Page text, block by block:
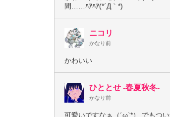
間……ﾊｱﾊｱ(*´Д｀*)
ニコリ
かなり前
かわいい
ひととせ -春夏秋冬-
かなり前
可愛いですなぁ（´ω`*） でもつ